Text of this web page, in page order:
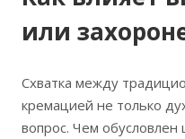
или
Схватка между
кремацией не только
вопрос. Чем обусловлен